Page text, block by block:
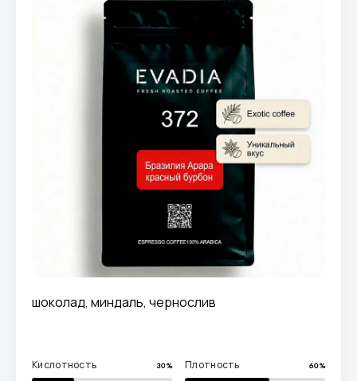
шоколад, миндаль, чернослив
Кислотность 30% Плотность 60%